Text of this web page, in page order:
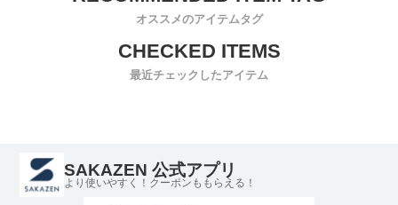
オススメのアイテムタグ
最近チェックしたアイテム
SAKAZEN 公式アプリ
より使いやすく！クーポンももらえる！